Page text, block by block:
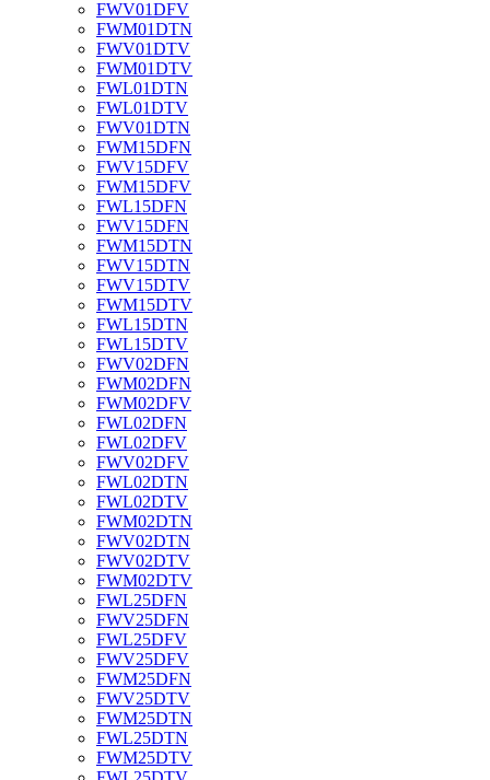
FWV01DFV
FWM01DTN
FWV01DTV
FWM01DTV
FWL01DTN
FWL01DTV
FWV01DTN
FWM15DFN
FWV15DFV
FWM15DFV
FWL15DFN
FWV15DFN
FWM15DTN
FWV15DTN
FWV15DTV
FWM15DTV
FWL15DTN
FWL15DTV
FWV02DFN
FWM02DFN
FWM02DFV
FWL02DFN
FWL02DFV
FWV02DFV
FWL02DTN
FWL02DTV
FWM02DTN
FWV02DTN
FWV02DTV
FWM02DTV
FWL25DFN
FWV25DFN
FWL25DFV
FWV25DFV
FWM25DFN
FWV25DTV
FWM25DTN
FWL25DTN
FWM25DTV